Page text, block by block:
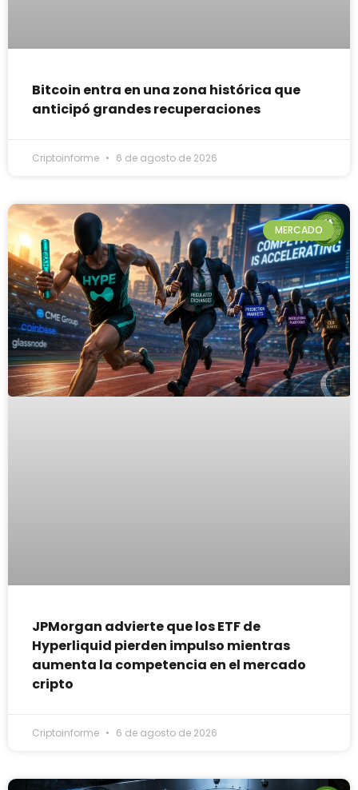
Bitcoin entra en una zona histórica que
anticipó grandes recuperaciones
Criptoinforme 6 de agosto de 2026
MERCADO
JPMorgan advierte que los ETF de
Hyperliquid pierden impulso mientras
aumenta la competencia en el mercado
cripto
Criptoinforme 6 de agosto de 2026